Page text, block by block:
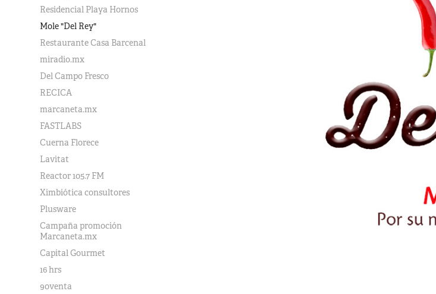
Residencial Playa Hornos
Mole "Del Rey"
Restaurante Casa Barcenal
miradio.mx
Del Campo Fresco
RECICA
marcaneta.mx
FASTLABS
Cuerna Florece
Lavitat
Reactor 105.7 FM
Ximbiótica consultores
Plusware
Campaña promoción
Marcaneta.mx
Capital Gourmet
16 hrs
90venta